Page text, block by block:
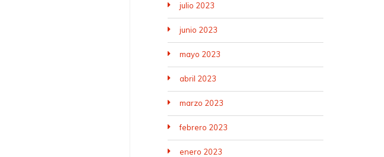
julio 2023
junio 2023
mayo 2023
abril 2023
marzo 2023
febrero 2023
enero 2023